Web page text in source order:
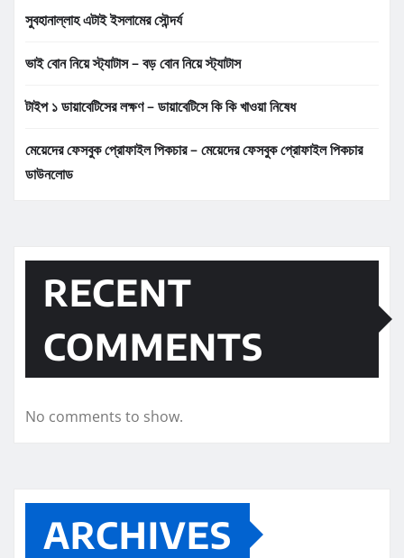
সুবহানাল্লাহ এটাই ইসলামের সৌন্দর্য
ভাই বোন নিয়ে স্ট্যাটাস – বড় বোন নিয়ে স্ট্যাটাস
টাইপ ১ ডায়াবেটিসের লক্ষণ – ডায়াবেটিসে কি কি খাওয়া নিষেধ
মেয়েদের ফেসবুক প্রোফাইল পিকচার – মেয়েদের ফেসবুক প্রোফাইল পিকচার
ডাউনলোড
RECENT
COMMENTS
No comments to show.
ARCHIVES